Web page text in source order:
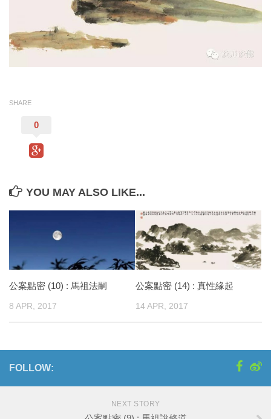
SHARE
0
YOU MAY ALSO LIKE...
公案點密 (10) : 馬祖法嗣
8 APR, 2017
公案點密 (14) : 真性緣起
14 APR, 2017
FOLLOW:
NEXT STORY